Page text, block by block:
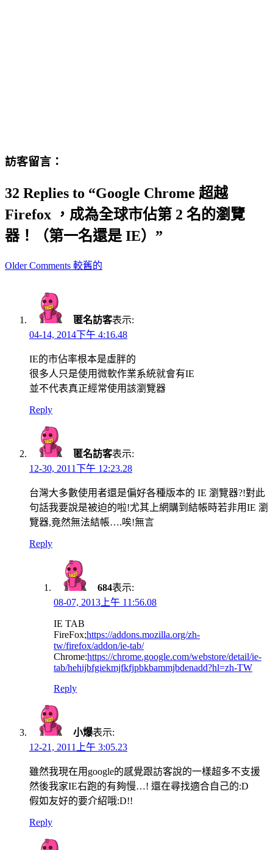
訪客留言：
32 Replies to “Google Chrome 超越
Firefox ，成為全球市佔第 2 名的瀏覽
器！（第一名還是 IE）”
Comment
Older Comments 較舊的
匿名訪客表示:
04-14, 2014下午 4:16.48
IE的市佔率根本是虛胖的
很多人只是使用微軟作業系統就會有IE
並不代表真正經常使用該瀏覽器
Reply
匿名訪客表示:
12-30, 2011下午 12:23.28
台灣大多數使用者還是偏好各種版本的 IE 瀏覽器?!對此
句話我要說是被迫的啦!尤其上網購到結帳時若非用IE 瀏
覽器,竟然無法結帳….唉!無言
Reply
684表示:
08-07, 2013上午 11:56.08
IE TAB
FireFox;https://addons.mozilla.org/zh-
tw/firefox/addon/ie-tab/‎
Chrome:https://chrome.google.com/webstore/detail/ie-
tab/hehijbfgiekmjfkfjpbkbammjbdenadd?hl=zh-TW
Reply
小爆表示:
12-21, 2011上午 3:05.23
雖然我現在用google的感覺跟訪客說的一樣超多不支援
然後我家IE右跑的有夠慢…! 還在尋找適合自己的:D
假如友好的要介紹哦:D!!
Reply